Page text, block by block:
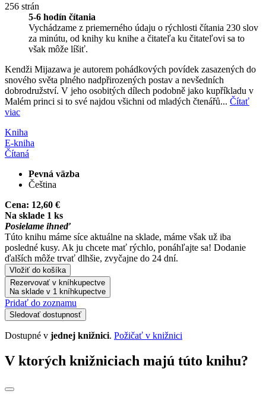
256 strán
5-6 hodín čítania
Vychádzame z priemerného údaju o rýchlosti čítania 230 slov
za minútu, od knihy ku knihe a čitateľa ku čitateľovi sa to
však môže líšiť.
Kendži Mijazawa je autorem pohádkových povídek zasazených do
snového světa plného nadpřirozených postav a nevšedních
dobrodružství. V jeho osobitých dílech podobně jako kupříkladu v
Malém princi si to své najdou všichni od mladých čtenářů... Čítať
viac
Kniha
E-kniha
Čítaná
Pevná väzba
Čeština
Cena: 12,60 €
Na sklade 1 ks
Posielame ihneď
Túto knihu máme síce aktuálne na sklade, máme však už iba
posledné kusy. Ak ju chcete mať rýchlo, ponáhľajte sa! Dodanie
ďalších môže trvať dlhšie, zvyčajne do 24 dní.
Vložiť do košíka
Rezervovať v kníhkupectve
Na sklade v 1 kníhkupectve
Pridať do zoznamu
Sledovať dostupnosť
Dostupné v jednej knižnici. Požičať v knižnici
V ktorých knižniciach majú túto knihu?